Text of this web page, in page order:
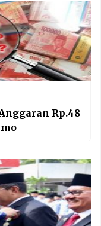
Rp.48